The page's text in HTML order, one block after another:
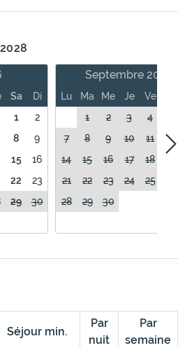
2028
Sa
Di
1
2
8
9
15
16
22
23
29
30
Septembre 2026
Lu Ma Me Je Ve
1
2 3 4
7
8 9 10 11
12
14
15 16 17 18
21
22 23 24 25
28
29 30
Séjour min.
Par
nuit
Par
semaine